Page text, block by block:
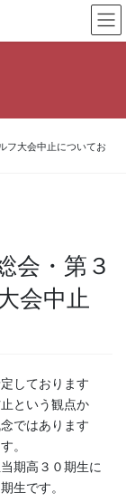
フ大会中止についてお
会・第３
会中止
しております
という観点か
ではあります
。
期高３０期生に
生です。